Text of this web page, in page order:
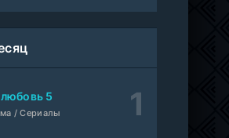
5
/ Сериалы